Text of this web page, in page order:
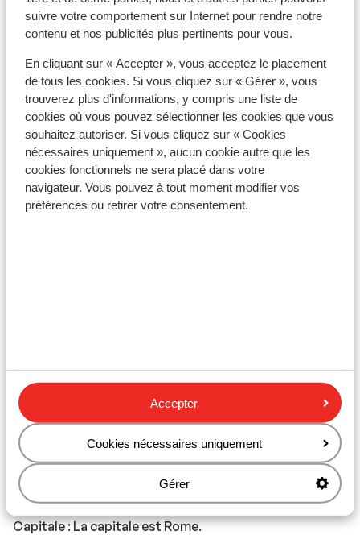
suivre votre comportement sur Internet pour rendre notre
contenu et nos publicités plus pertinents pour vous.
En cliquant sur « Accepter », vous acceptez le placement
de tous les cookies. Si vous cliquez sur « Gérer », vous
trouverez plus d'informations, y compris une liste de
cookies où vous pouvez sélectionner les cookies que vous
souhaitez autoriser. Si vous cliquez sur « Cookies
nécessaires uniquement », aucun cookie autre que les
cookies fonctionnels ne sera placé dans votre
navigateur. Vous pouvez à tout moment modifier vos
préférences ou retirer votre consentement.
Accepter
Cookies nécessaires uniquement
Gérer
Bormio
Nos autres domaines skiables
Livigno
Photo de Val Gardena
Val Gardena
Informations pratiques
Capitale : La capitale est Rome.